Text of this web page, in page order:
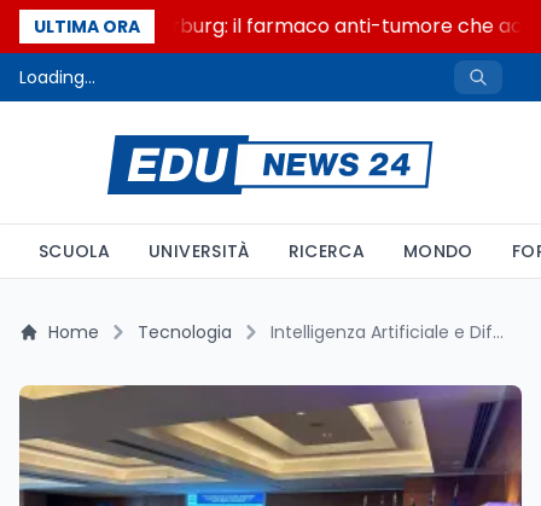
ULTIMA ORA
Un secolo di Warburg: il farmaco anti-tumore che
Loading...
SCUOLA UNIVERSITÀ RICERCA MONDO
Home Tecnologia Intelligenza Artificiale e Difesa: Come il NATO CA2X2 Forum 2025 Rivoluziona le Simulazioni Militari